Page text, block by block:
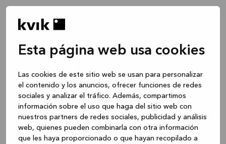
Esta página web usa cookies
Las cookies de este sitio web se usan para personalizar
el contenido y los anuncios, ofrecer funciones de redes
sociales y analizar el tráfico. Además, compartimos
información sobre el uso que haga del sitio web con
nuestros partners de redes sociales, publicidad y análisis
web, quienes pueden combinarla con otra información
que les haya proporcionado o que hayan recopilado a